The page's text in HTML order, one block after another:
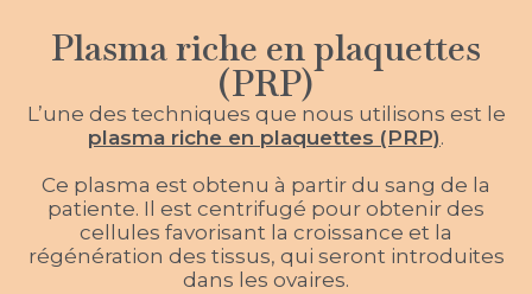
Plasma riche en plaquettes
(PRP)
L’une des techniques que nous utilisons est le
plasma riche en plaquettes (PRP).
Ce plasma est obtenu à partir du sang de la
patiente. Il est centrifugé pour obtenir des
cellules favorisant la croissance et la
régénération des tissus, qui seront introduites
dans les ovaires.